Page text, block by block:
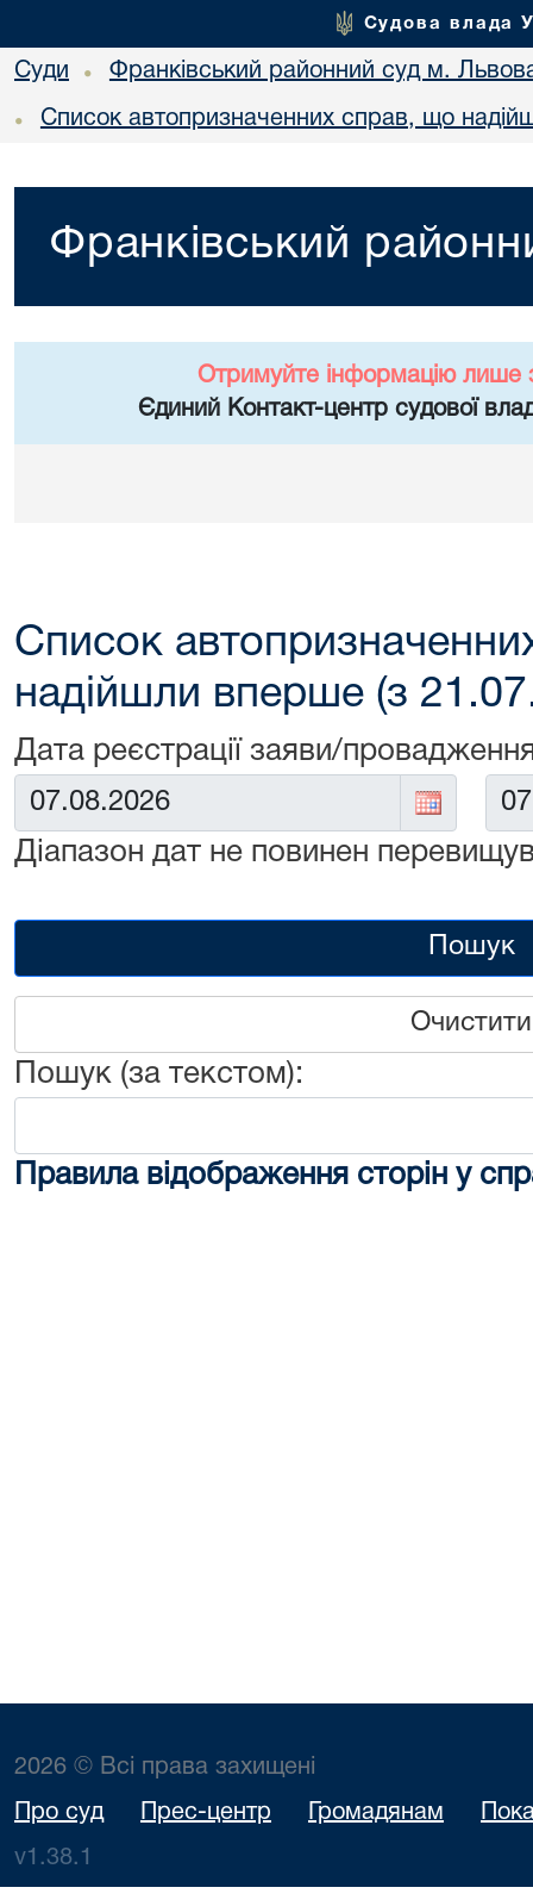
Судова влада
Суди • Франківський районний суд м.
• Список автопризначенних справ, що
Франківський
Отримуйте інформацію лише
Єдиний Контакт-центр судової
Список
надійшли вперше (з
Дата реєстрації заяви/
Від: До:
Діапазон дат не повинен
Пошук
Очистити
Пошук (за текстом):
Правила відображення сторін у
2026 © Всі права захищені
Про суд Прес-центр Громадянам
v1.38.1